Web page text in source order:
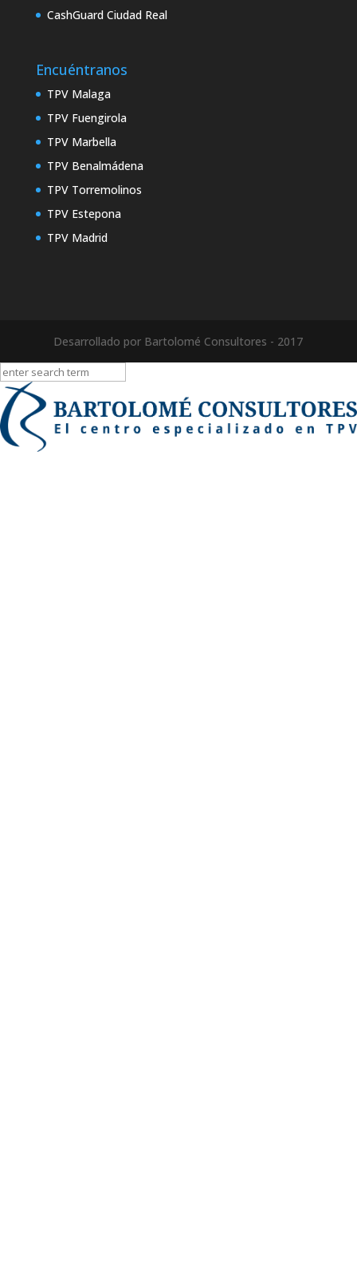
CashGuard Ciudad Real
Encuéntranos
TPV Malaga
TPV Fuengirola
TPV Marbella
TPV Benalmádena
TPV Torremolinos
TPV Estepona
TPV Madrid
Desarrollado por Bartolomé Consultores - 2017